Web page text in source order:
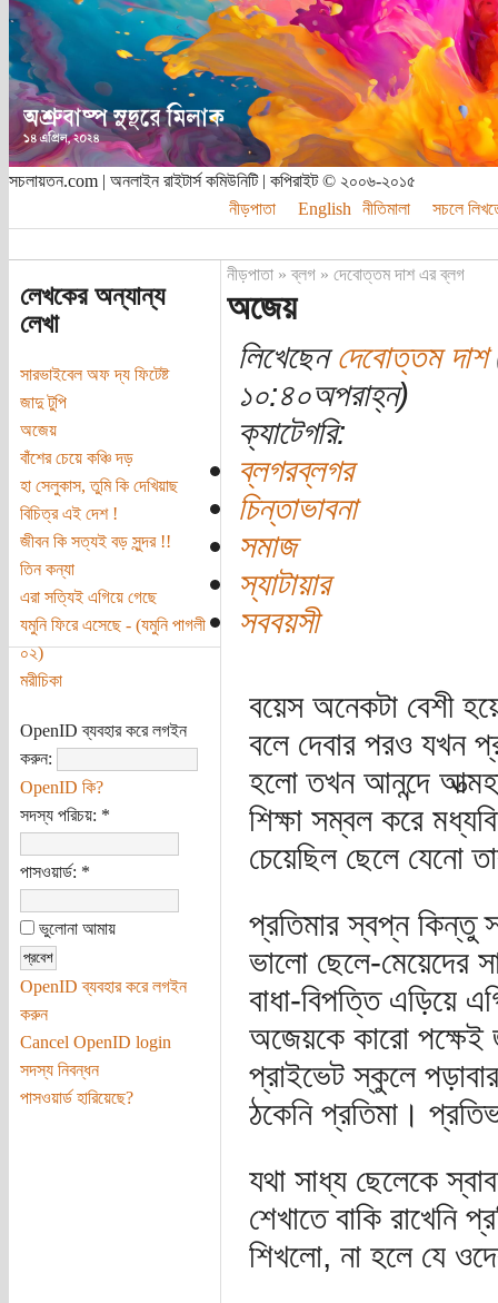
সচলায়তন.com | অনলাইন রাইটার্স কমিউনিটি | কপিরাইট © ২০০৬-২০১৫
নীড়পাতা
English নীতিমালা সচলে
লেখকের অন্যান্য
লেখা
সারভাইবেল অফ দ্য ফিটেষ্ট
জাদু টুপি
অজেয়
বাঁশের চেয়ে কঞ্চি দড়
হা সেলুকাস, তুমি কি দেখিয়াছ
বিচিত্র এই দেশ !
জীবন কি সত্যই বড় সুন্দর !!
তিন কন্যা
এরা সত্যিই এগিয়ে গেছে
যমুনি ফিরে এসেছে - (যমুনি পাগলী
০২)
মরীচিকা
OpenID ব্যবহার করে লগইন
করুন:
OpenID কি?
সদস্য পরিচয়: *
পাসওয়ার্ড: *
ভুলোনা আমায়
OpenID ব্যবহার করে লগইন
করুন
Cancel OpenID login
সদস্য নিবন্ধন
পাসওয়ার্ড হারিয়েছে?
নীড়পাতা»ব্লগ» দেবোত্তম দাশ এর ব্লগ
অজেয়
লিখেছেনদেবোত্তম দাশ
১০:৪০অপরাহ্ন)
ক্যাটেগরি:
ব্লগরব্লগর
চিন্তাভাবনা
সমাজ
স্যাটায়ার
সববয়সী
বয়েস অনেকটা বেশী
বলে দেবার পরও যখন
হলো তখন আনন্দে
শিক্ষা সম্বল করে
চেয়েছিল ছেলে যেনো
প্রতিমার স্বপ্ন কিন্তু
ভালো ছেলে-মেয়েদের
বাধা-বিপত্তি এড়িয়ে
অজেয়কে কারো পক্ষেই
প্রাইভেট স্কুলে
ঠকেনি প্রতিমা।
যথা সাধ্য ছেলেকে
শেখাতে বাকি রাখেনি
শিখলো, না হলে যে